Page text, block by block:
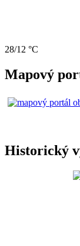
28/12 °C
Mapový
Historický